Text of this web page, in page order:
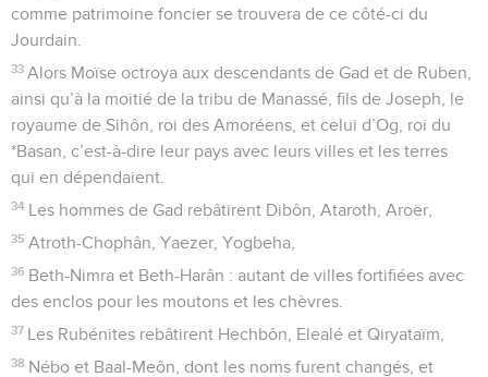
comme patrimoine foncier se trouvera de ce côté-ci du
Jourdain.
33 Alors Moïse octroya aux descendants de Gad et de Ruben,
ainsi qu’à la moitié de la tribu de Manassé, fils de Joseph, le
royaume de Sihôn, roi des Amoréens, et celui d’Og, roi du
*Basan, c’est-à-dire leur pays avec leurs villes et les terres
qui en dépendaient.
34 Les hommes de Gad rebâtirent Dibôn, Ataroth, Aroër,
35 Atroth-Chophân, Yaezer, Yogbeha,
36 Beth-Nimra et Beth-Harân : autant de villes fortifiées avec
des enclos pour les moutons et les chèvres.
37 Les Rubénites rebâtirent Hechbôn, Elealé et Qiryataïm,
38 Nébo et Baal-Meôn, dont les noms furent changés, et